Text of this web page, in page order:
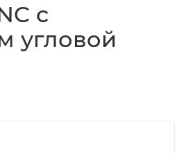
с
угловой